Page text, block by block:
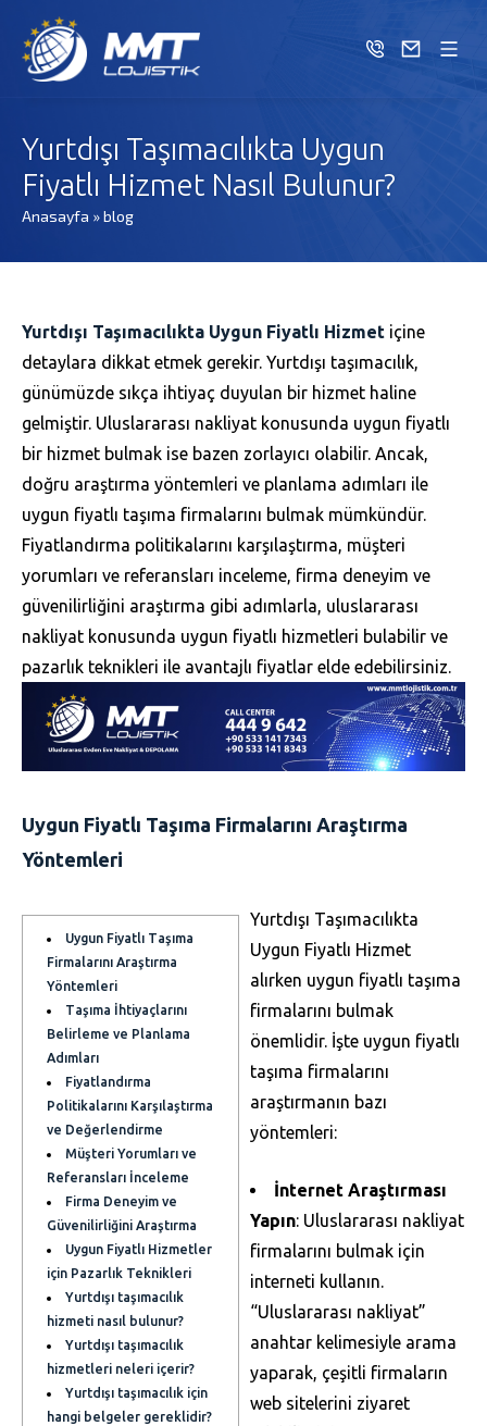
Yurtdışı Taşımacılıkta Uygun
Fiyatlı Hizmet Nasıl Bulunur?
Anasayfa »blog
Yurtdışı Taşımacılıkta Uygun Fiyatlı Hizmet içine
detaylara dikkat etmek gerekir. Yurtdışı taşımacılık,
günümüzde sıkça ihtiyaç duyulan bir hizmet haline
gelmiştir. Uluslararası nakliyat konusunda uygun fiyatlı
bir hizmet bulmak ise bazen zorlayıcı olabilir. Ancak,
doğru araştırma yöntemleri ve planlama adımları ile
uygun fiyatlı taşıma firmalarını bulmak mümkündür.
Fiyatlandırma politikalarını karşılaştırma, müşteri
yorumları ve referansları inceleme, firma deneyim ve
güvenilirliğini araştırma gibi adımlarla, uluslararası
nakliyat konusunda uygun fiyatlı hizmetleri bulabilir ve
pazarlık teknikleri ile avantajlı fiyatlar elde edebilirsiniz.
Uygun Fiyatlı Taşıma Firmalarını Araştırma
Yöntemleri
Uygun Fiyatlı Taşıma
Firmalarını Araştırma
Yöntemleri
Taşıma İhtiyaçlarını
Belirleme ve Planlama
Adımları
Fiyatlandırma
Politikalarını Karşılaştırma
ve Değerlendirme
Müşteri Yorumları ve
Referansları İnceleme
Firma Deneyim ve
Güvenilirliğini Araştırma
Uygun Fiyatlı Hizmetler
için Pazarlık Teknikleri
Yurtdışı taşımacılık
hizmeti nasıl bulunur?
Yurtdışı taşımacılık
hizmetleri neleri içerir?
Yurtdışı taşımacılık için
hangi belgeler gereklidir?
Yurtdışı Taşımacılıkta
Uygun Fiyatlı Hizmet
alırken uygun fiyatlı taşıma
firmalarını bulmak
önemlidir. İşte uygun fiyatlı
taşıma firmalarını
araştırmanın bazı
yöntemleri:
İnternet Araştırması
Yapın: Uluslararası nakliyat
firmalarını bulmak için
interneti kullanın.
“Uluslararası nakliyat”
anahtar kelimesiyle arama
yaparak, çeşitli firmaların
web sitelerini ziyaret